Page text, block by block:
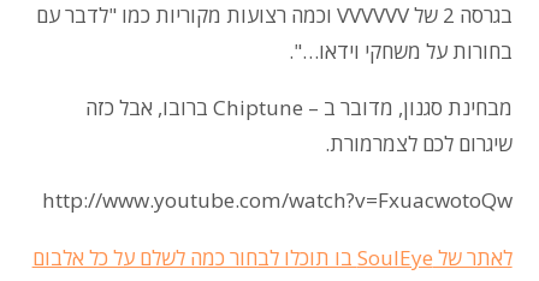
בגרסה 2 של VVVVVV וכמה רצועות מקוריות כמו "לדבר עם
בחורות על משחקי וידאו…".
מבחינת סגנון, מדובר ב – Chiptune ברובו, אבל כזה
שיגרום לכם לצמרמורת.
http://www.youtube.com/watch?v=FxuacwotoQw
לאתר של SoulEye בו תוכלו לבחור כמה לשלם על כל אלבום